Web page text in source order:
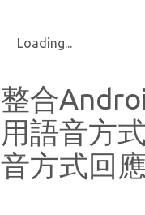
Loading...
整合
用語音方
音方式回